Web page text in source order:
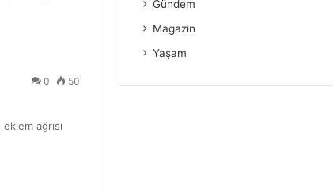
0 50
ağrısı
Gündem
Magazin
Yaşam